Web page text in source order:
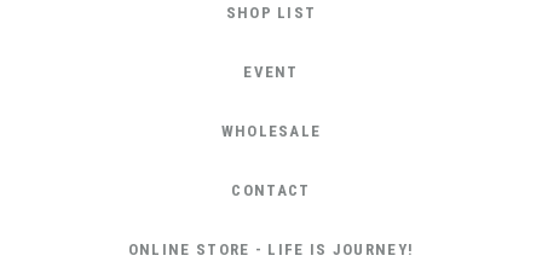
SHOP LIST
EVENT
WHOLESALE
CONTACT
ONLINE STORE - LIFE IS JOURNEY!